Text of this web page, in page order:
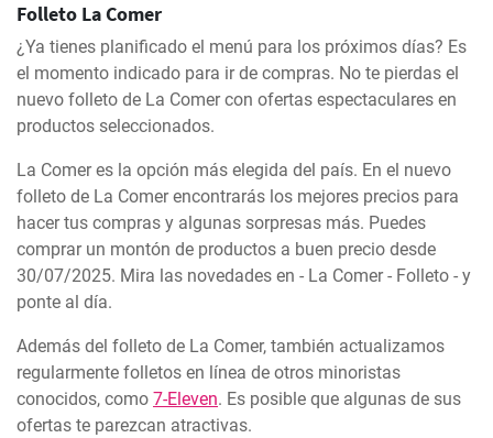
Folleto La Comer
¿Ya tienes planificado el menú para los próximos días? Es
el momento indicado para ir de compras. No te pierdas el
nuevo folleto de La Comer con ofertas espectaculares en
productos seleccionados.
La Comer es la opción más elegida del país. En el nuevo
folleto de La Comer encontrarás los mejores precios para
hacer tus compras y algunas sorpresas más. Puedes
comprar un montón de productos a buen precio desde
30/07/2025. Mira las novedades en - La Comer - Folleto - y
ponte al día.
Además del folleto de La Comer, también actualizamos
regularmente folletos en línea de otros minoristas
conocidos, como 7-Eleven. Es posible que algunas de sus
ofertas te parezcan atractivas.